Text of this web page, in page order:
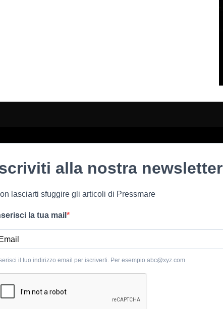
alla nostra newsletter
lasciarti sfuggire gli articoli di Pressmare
la tua mail
il tuo indirizzo email per iscriverti. Per esempio abc@xyz.com